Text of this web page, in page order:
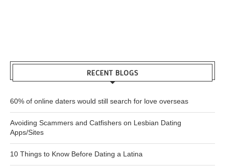
RECENT BLOGS
60% of online daters would still search for love overseas
Avoiding Scammers and Catfishers on Lesbian Dating
Apps/Sites
10 Things to Know Before Dating a Latina